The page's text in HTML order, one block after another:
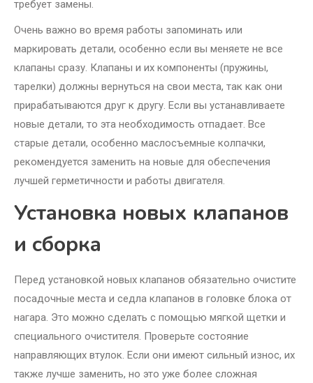
требует замены.
Очень важно во время работы запоминать или
маркировать детали, особенно если вы меняете не все
клапаны сразу. Клапаны и их компоненты (пружины,
тарелки) должны вернуться на свои места, так как они
прирабатываются друг к другу. Если вы устанавливаете
новые детали, то эта необходимость отпадает. Все
старые детали, особенно маслосъемные колпачки,
рекомендуется заменить на новые для обеспечения
лучшей герметичности и работы двигателя.
Установка новых клапанов
и сборка
Перед установкой новых клапанов обязательно очистите
посадочные места и седла клапанов в головке блока от
нагара. Это можно сделать с помощью мягкой щетки и
специального очистителя. Проверьте состояние
направляющих втулок. Если они имеют сильный износ, их
также лучше заменить, но это уже более сложная